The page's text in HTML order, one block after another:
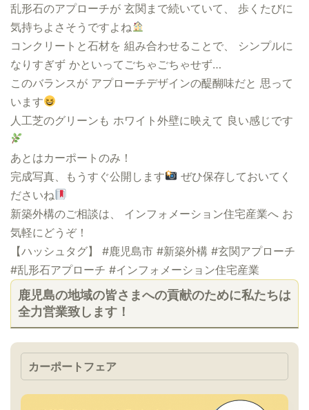
乱形石のアプローチが 玄関まで続いていて、 歩くたびに
気持ちよさそうですよね
コンクリートと石材を 組み合わせることで、 シンプルに
なりすぎず かといってごちゃごちゃせず…
このバランスが アプローチデザインの醍醐味だと 思って
います
人工芝のグリーンも ホワイト外壁に映えて 良い感じです
あとはカーポートのみ！
完成写真、もうすぐ公開します
ぜひ保存しておいてく
ださいね
新築外構のご相談は、 インフォメーション住宅産業へ お
気軽にどうぞ！
【ハッシュタグ】 #鹿児島市 #新築外構 #玄関アプローチ
#乱形石アプローチ #インフォメーション住宅産業
鹿児島の地域の皆さまへの貢献のために私たちは
全力営業致します！
カーポートフェア